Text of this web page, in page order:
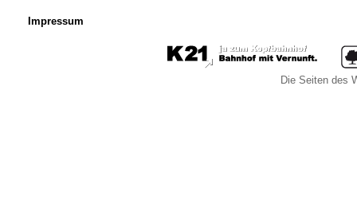
Impressum
Die Seiten des